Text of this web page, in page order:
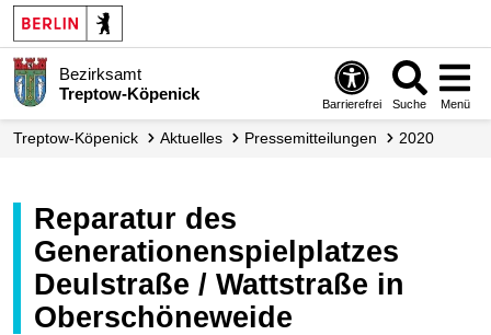
Bezirksamt
Treptow-Köpenick
Barrierefrei Suche Menü
Treptow-Köpenick Aktuelles Presse­mitteilungen 2020
Reparatur des
Generationenspielplatzes
Deulstraße / Wattstraße in
Oberschöneweide